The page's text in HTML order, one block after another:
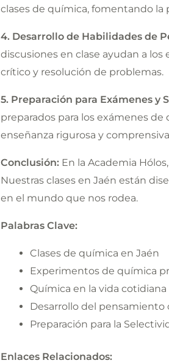
clases de química, fomentando la
4. Desarrollo de Habilidades de
discusiones en clase ayudan a
crítico y resolución de problemas.
5. Preparación para Exámenes y
preparados para los exámenes
enseñanza rigurosa y
Conclusión:En la Academia
Nuestras clases en Jaén están
en el mundo que nos rodea.
Palabras Clave:
Clases de química en Jaén
Experimentos de química
Química en la vida cotidiana
Desarrollo del
Preparación para la
Enlaces Relacionados: